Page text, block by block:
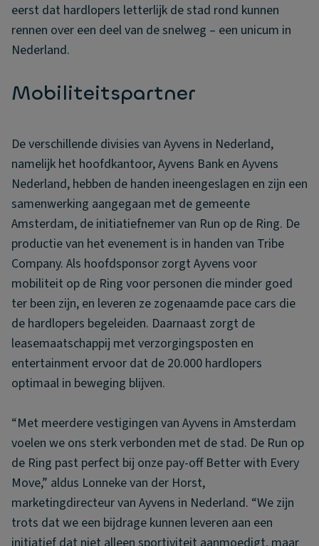
eerst dat hardlopers letterlijk de stad rond kunnen
rennen over een deel van de snelweg – een unicum in
Nederland.
Mobiliteitspartner
De verschillende divisies van Ayvens in Nederland,
namelijk het hoofdkantoor, Ayvens Bank en Ayvens
Nederland, hebben de handen ineengeslagen en zijn een
samenwerking aangegaan met de gemeente
Amsterdam, de initiatiefnemer van Run op de Ring. De
productie van het evenement is in handen van Tribe
Company. Als hoofdsponsor zorgt Ayvens voor
mobiliteit op de Ring voor personen die minder goed
ter been zijn, en leveren ze zogenaamde pace cars die
de hardlopers begeleiden. Daarnaast zorgt de
leasemaatschappij met verzorgingsposten en
entertainment ervoor dat de 20.000 hardlopers
optimaal in beweging blijven.
“Met meerdere vestigingen van Ayvens in Amsterdam
voelen we ons sterk verbonden met de stad. De Run op
de Ring past perfect bij onze pay-off Better with Every
Move,” aldus Lonneke van der Horst,
marketingdirecteur van Ayvens in Nederland. “We zijn
trots dat we een bijdrage kunnen leveren aan een